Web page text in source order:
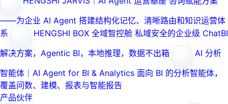
——为企业 AI Agent 搭建结构化记忆、清晰路由和知识运营体
系
HENGSHI BOX 全域智控舱 私域安全的企业级 ChatBI
解决方案，Agentic BI，本地推理，数据不出箱
AI 分析
智能体｜AI Agent for BI & Analytics 面向 BI 的分析智能体，
覆盖问数、建模、报表与智能报告
产品伙伴